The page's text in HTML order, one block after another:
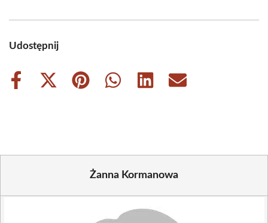
Udostępnij
Share
Share
Share
Share
Share
Share
Żanna Kormanowa